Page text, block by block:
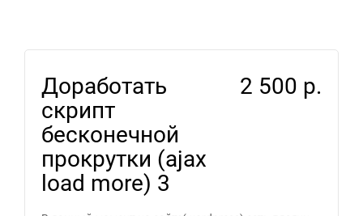
Доработать
скрипт
бесконечной
прокрутки (ajax
load more) 3
2 500 р.